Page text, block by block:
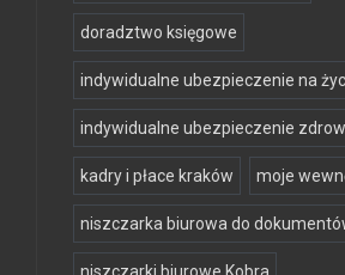
doradztwo księgowe
indywidualne ubezpieczenie na
indywidualne ubezpieczenie
kadry i płace kraków moje
niszczarka biurowa do